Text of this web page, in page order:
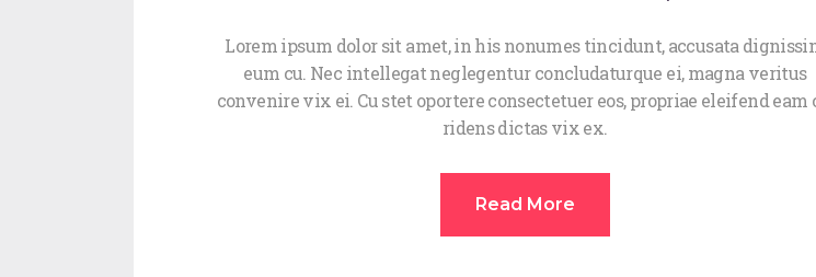
να
ή
Lorem ipsum dolor sit amet, in his nonumes tincidunt, accusata
eum cu. Nec intellegat neglegentur concludaturque ei, magna veritus
convenire vix ei. Cu stet oportere consectetuer eos, propriae eleifend eam
ridens dictas vix ex.
Read More